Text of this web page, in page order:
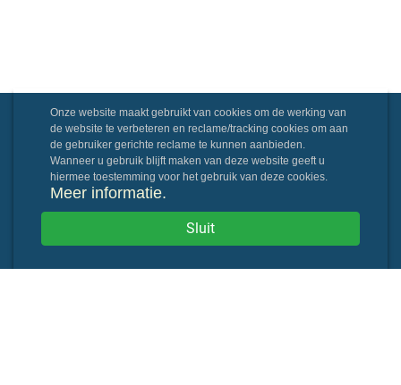
Onze website maakt gebruikt van cookies om de werking van
de website te verbeteren en reclame/tracking cookies om aan
de gebruiker gerichte reclame te kunnen aanbieden.
Wanneer u gebruik blijft maken van deze website geeft u
hiermee toestemming voor het gebruik van deze cookies.
Meer informatie.
Sluit